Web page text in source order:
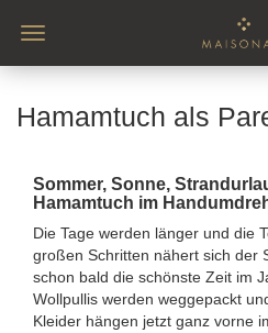
Hamamtuch als
Sommer, Sonne,
Hamamtuch im
Die Tage werden länger und die
großen Schritten nähert sich der
schon bald die schönste Zeit im
Wollpullis werden weggepackt
Kleider hängen jetzt ganz vorne